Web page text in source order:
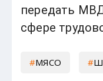
передать
сфере
МЯСО